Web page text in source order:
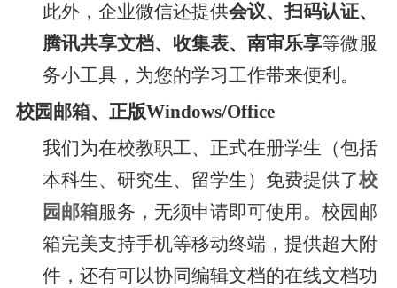
此外，企业微信还提供会议、扫码认证、
腾讯共享文档、收集表、南审乐享等微服
务小工具，为您的学习工作带来便利。
校园邮箱、正版Windows/Office
我们为在校教职工、正式在册学生（包括
本科生、研究生、留学生）免费提供了校
园邮箱服务，无须申请即可使用。校园邮
箱完美支持手机等移动终端，提供超大附
件，还有可以协同编辑文档的在线文档功